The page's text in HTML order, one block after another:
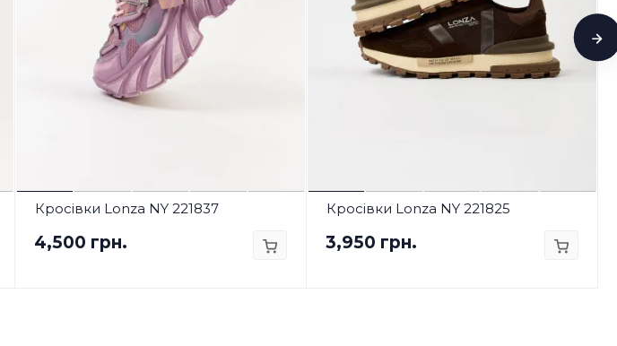
Кросівки Lonza NY 221837
4,500 грн.
Кросівки Lonza NY 221825
3,950 грн.